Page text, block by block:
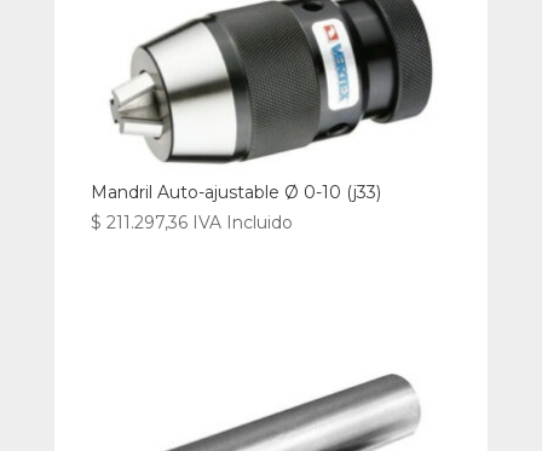
Mandril Auto-ajustable Ø 0-10 (j33)
$ 211.297,36 IVA Incluido